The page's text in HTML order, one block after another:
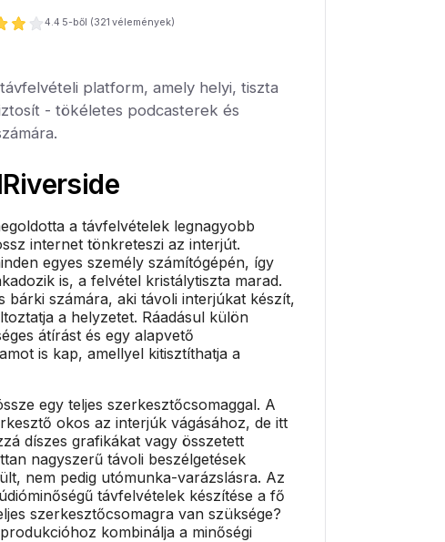
4.4 5-ből (321 vélemények)
platform, amely helyi, tiszta
- tökéletes podcasterek és
Riverside
a távfelvételek legnagyobb
internet tönkreteszi az interjút.
egyes személy számítógépén, így
is, a felvétel kristálytiszta marad.
bárki számára, aki távoli interjúkat készít,
a helyzetet. Ráadásul külön
átírást és egy alapvető
is kap, amellyel kitisztíthatja a
egy teljes szerkesztőcsomaggal. A
okos az interjúk vágásához, de itt
díszes grafikákat vagy összetett
nagyszerű távoli beszélgetések
nem pedig utómunka-varázslásra. Az
távfelvételek készítése a fő
szerkesztőcsomagra van szüksége?
kombinálja a minőségi